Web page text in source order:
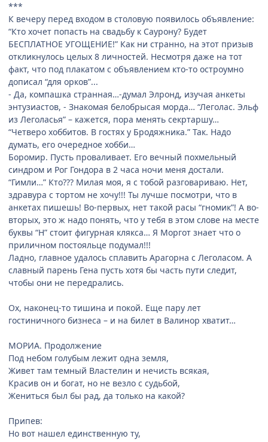
***
К вечеру перед входом в столовую появилось объявление:
“Кто хочет попасть на свадьбу к Саурону? Будет
БЕСПЛАТНОЕ УГОЩЕНИЕ!” Как ни странно, на этот призыв
откликнулось целых 8 личностей. Несмотря даже на тот
факт, что под плакатом с объявлением кто-то остроумно
дописал “для орков”...
- Да, компашка странная…-думал Элронд, изучая анкеты
энтузиастов, - Знакомая белобрысая морда… “Леголас. Эльф
из Леголасья” – кажется, пора менять секртаршу…
“Четверо хоббитов. В гостях у Бродяжника.” Так. Надо
думать, его очередное хобби…
Боромир. Пусть проваливает. Его вечный похмельный
синдром и Рог Гондора в 2 часа ночи меня достали.
“Гимли…” Кто??? Милая моя, я с тобой разговариваю. Нет,
здравура с тортом не хочу!!! Ты лучше посмотри, что в
анкетах пишешь! Во-первых, нет такой расы “гномик”! А во-
вторых, это ж надо понять, что у тебя в этом слове на месте
буквы “Н” стоит фигурная клякса… Я Моргот знает что о
приличном постояльце подумал!!!
Ладно, главное удалось сплавить Арагорна с Леголасом. А
славный парень Гена пусть хотя бы часть пути следит,
чтобы они не передрались.
Ох, наконец-то тишина и покой. Еще пару лет
гостиничного бизнеса – и на билет в Валинор хватит…
МОРИА. Продолжение
Под небом голубым лежит одна земля,
Живет там темный Властелин и нечисть всякая,
Красив он и богат, но не везло с судьбой,
Жениться был бы рад, да только на какой?
Припев:
Но вот нашел единственную ту,